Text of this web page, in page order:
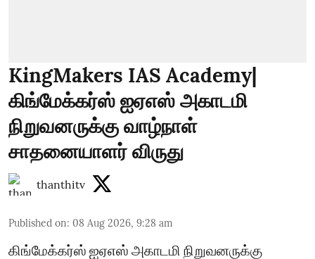
KingMakers IAS Academy|
கிங்மேக்கர்ஸ் ஐஏஎஸ் அகாடமி
நிறுவனருக்கு வாழ்நாள்
சாதனையாளர் விருது
thanthitv
Published on: 08 Aug 2026, 9:28 am
கிங்மேக்கர்ஸ் ஐஏஎஸ் அகாடமி நிறுவனருக்கு